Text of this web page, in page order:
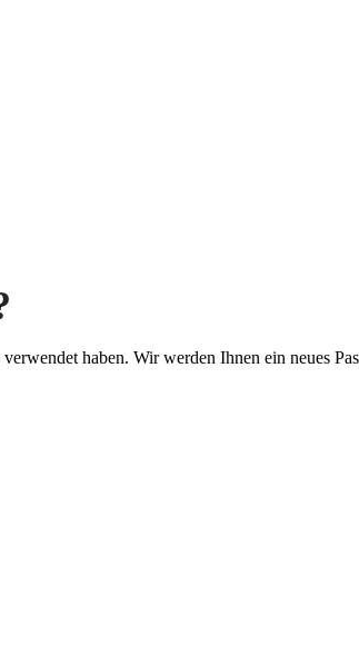
haben. Wir werden Ihnen ein neues